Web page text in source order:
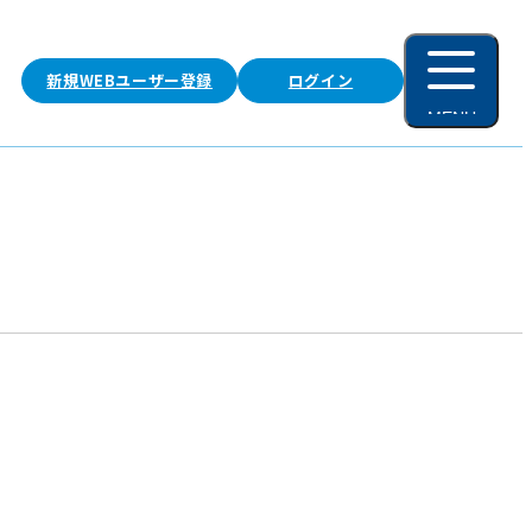
新規WEBユーザー登録 ログイン
MENU